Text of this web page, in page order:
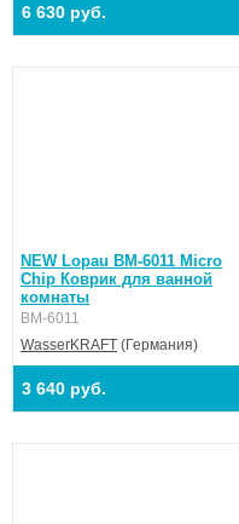
6 630 руб.
NEW Lopau BM-6011 Micro
Chip Коврик для ванной
комнаты
BM-6011
WasserKRAFT (Германия)
3 640 руб.